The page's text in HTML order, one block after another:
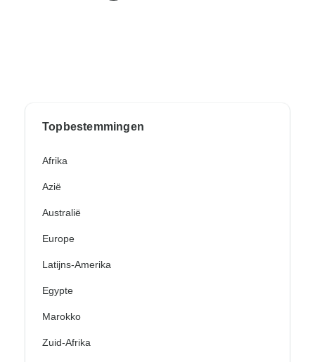
Topbestemmingen
Afrika
Azië
Australië
Europe
Latijns-Amerika
Egypte
Marokko
Zuid-Afrika